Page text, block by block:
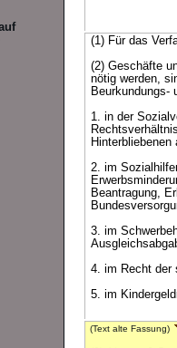
(1) Für das
(2) Geschäfte
nötig werden,
Beurkundungs-
1. in der
2. im
Beantragung,
3. im
4. im Recht der
5. im
(Text alte Fassung)